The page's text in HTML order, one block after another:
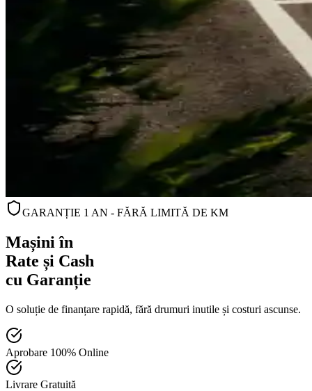
GARANȚIE 1 AN - FĂRĂ LIMITĂ DE KM
Mașini în
Rate și Cash
cu Garanție
O soluție de finanțare rapidă, fără drumuri inutile și costuri ascunse.
Aprobare 100% Online
Livrare Gratuită